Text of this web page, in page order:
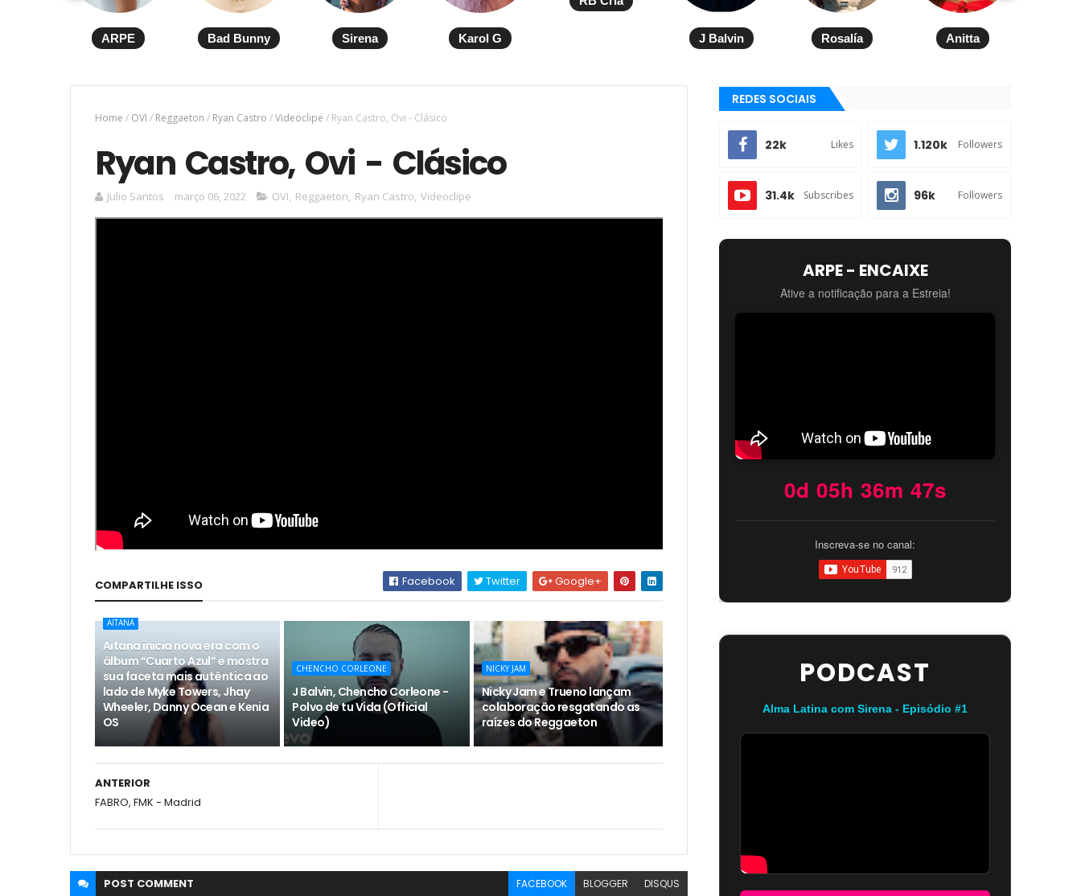
ARPE Bad Bunny Sirena Karol G J Balvin Rosalía Anitta
Home / OVI / Reggaeton / Ryan Castro /Videoclipe / Ryan Castro, Ovi - Clásico
Ryan Castro, Ovi - Clásico
Julio Santos março 06, 2022 OVI, Reggaeton, Ryan Castro, Videoclipe
COMPARTILHE ISSO Facebook Twitter Google+
AITANA
Aitana inicia nova era com o
álbum “Cuarto Azul” e mostra
sua faceta mais autêntica ao
lado de Myke Towers, Jhay
Wheeler, Danny Ocean e Kenia
OS
CHENCHO CORLEONE
J Balvin, Chencho Corleone -
Polvo de tu Vida (Official
Video)
NICKY JAM
Nicky Jam e Trueno lançam
colaboração resgatando as
raízes do Reggaeton
ANTERIOR
FABRO, FMK - Madrid
POST COMMENT FACEBOOK BLOGGER DISQUS
REDES SOCIAIS
22k Likes 1.120k Followers
31.4k Subscribes 96k Followers
ARPE - ENCAIXE
Ative a notificação para a Estreia!
0d 05h 36m 46s
Inscreva-se no canal:
PODCAST
Alma Latina com Sirena - Episódio #1